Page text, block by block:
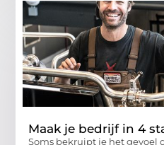
Maak je bedrijf in 4
Soms bekruipt je het gevoel